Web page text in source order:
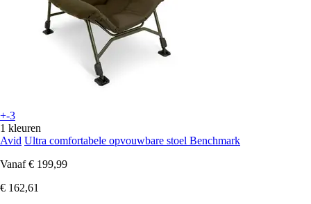
+-3
1 kleuren
Avid Ultra comfortabele opvouwbare stoel Benchmark
Vanaf € 199,99
€ 162,61